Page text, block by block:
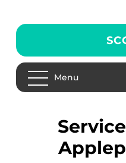
Menu
Serviceaftale på